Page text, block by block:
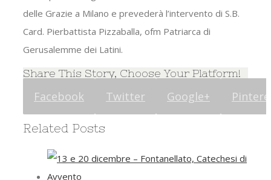
delle Grazie a Milano e prevederà l’intervento di S.B.
Card. Pierbattista Pizzaballa, ofm Patriarca di
Gerusalemme dei Latini.
Share This Story, Choose Your Platform!
Facebook Twitter Google+
Related Posts